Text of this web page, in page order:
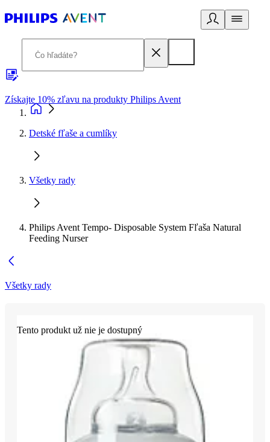
Získajte 10% zľavu na produkty Philips Avent
Detské fľaše a cumlíky
Všetky rady
Philips Avent Tempo- Disposable System Fľaša Natural
Feeding Nurser
Všetky rady
Tento produkt už nie je dostupný